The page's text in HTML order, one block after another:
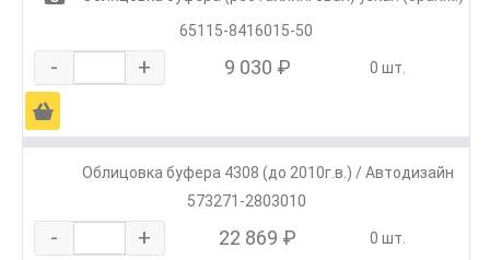
65115-8416015-50
- + 9 030 ₽ 0 шт.
Ä
Облицовка буфера 4308 (до 2010г.в.) / Автодизайн
573271-2803010
- + 22 869 ₽ 0 шт.